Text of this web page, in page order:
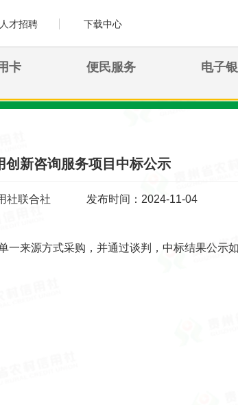
人才招聘 下载中心
卡 便民服务 电子
创新咨询服务项目中标公示
社联合社 发布时间：2024-11-04
来源方式采购，并通过谈判，中标结果公示如